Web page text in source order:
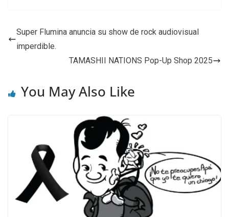
Super Flumina anuncia su show de rock audiovisual
imperdible.
TAMASHII NATIONS Pop-Up Shop 2025
You May Also Like